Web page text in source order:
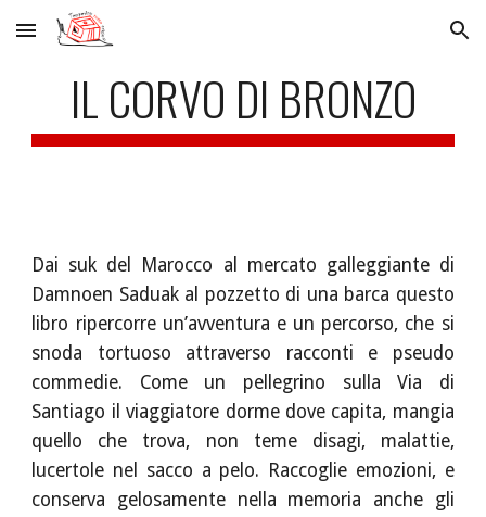
Skip to main content Skip to navigation
IL CORVO DI BRONZO
Dai suk del Marocco al mercato galleggiante di
Damnoen Saduak al pozzetto di una barca questo
libro ripercorre un’avventura e un percorso, che si
snoda tortuoso attraverso racconti e pseudo
commedie. Come un pellegrino sulla Via di
Santiago il viaggiatore dorme dove capita, mangia
quello che trova, non teme disagi, malattie,
lucertole nel sacco a pelo. Raccoglie emozioni, e
conserva gelosamente nella memoria anche gli